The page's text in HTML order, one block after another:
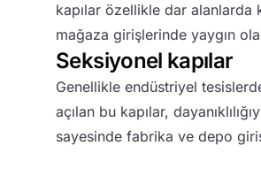
kapılar özellikle dar alanlarda
mağaza girişlerinde yaygın
Seksiyonel kapılar
Genellikle endüstriyel
açılan bu kapılar,
sayesinde fabrika ve depo